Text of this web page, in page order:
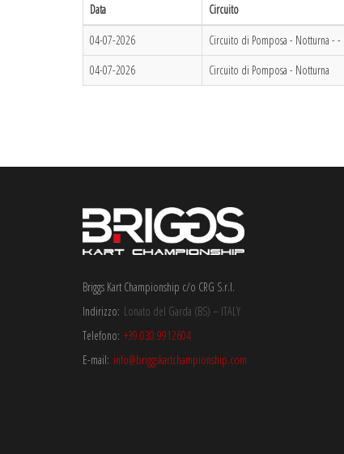
Data Circuito
04-07-2026
Circuito di Pomposa - Notturna - -
04-07-2026
Circuito di Pomposa - Notturna
Briggs Kart Championship c/o CRG S.r.l.
Indirizzo: Lonato del Garda (BS) – ITALY
Telefono: +39.030.9912604
E-mail: info@briggskartchampionship.com